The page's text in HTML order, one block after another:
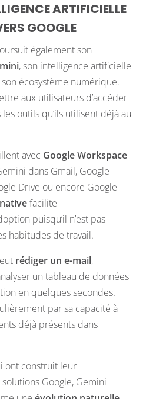
ARTIFICIELLE
GOOGLE
également son
, son intelligence artificielle
écosystème numérique.
aux utilisateurs d’accéder
outils qu’ils utilisent déjà au
avec Google Workspace
dans Gmail, Google
Drive ou encore Google
facilite
puisqu’il n’est pas
habitudes de travail.
rédiger un e-mail,
un tableau de données
en quelques secondes.
par sa capacité à
déjà présents dans
ont construit leur
Google, Gemini